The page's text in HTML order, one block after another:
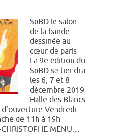
SoBD le salon
de la bande
dessinée au
cœur de paris
La 9e édition du
SoBD se tiendra
les 6, 7 et 8
décembre 2019
Halle des Blancs
Vendredi
de 11h à 19h
MENU…